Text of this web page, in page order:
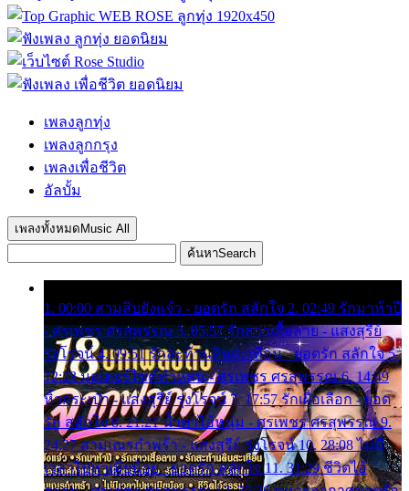
เพลงลูกทุ่ง
เพลงลูกกรุง
เพลงเพื่อชีวิต
อัลบั้ม
เพลงทั้งหมด Music All
ค้นหาSearch
1. 00:00 สามสิบยังแจ๋ว - ยอดรัก สลักใจ 2. 02:49 รักมาห้าปี
- ศรเพชร ศรสุพรรณ 3. 05:57 รักสาวเสื้อลาย - แสงสุรีย์
รุ่งโรจน์ 4. 09:51 รักสะท้านดินสะเทือน - ยอดรัก สลักใจ 5.
12:23 มอเตอร์ไซค์ทำหล่น - ศรเพชร ศรสุพรรณ 6. 14:49
หิ้วกระเป๋า - แสงสุรีย์ รุ่งโรจน์ 7. 17:57 รักเผื่อเลือก - ยอด
รัก สลักใจ 8. 21:21 น้ำตาไอ้หนุ่ม - ศรเพชร ศรสุพรรณ 9.
24:27 สามเณรกำพร้า - แสงสุรีย์ รุ่งโรจน์ 10. 28:08 ไม่มี
เวลาไปหาเมียน้อย - ยอดรัก สลักใจ 11. 31:29 ชีวิตไอ้